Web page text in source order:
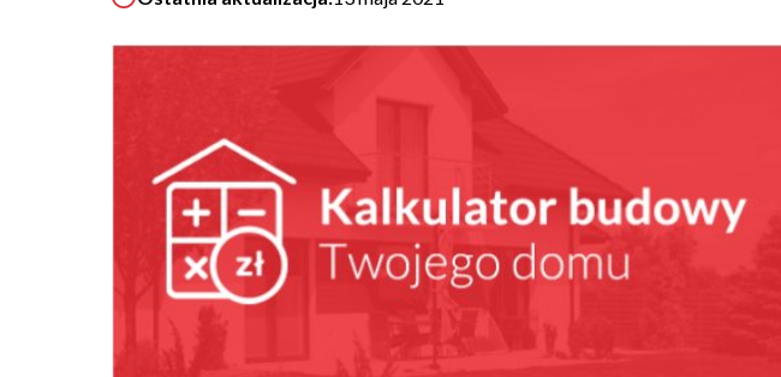
Ogrody
KALKULATOR BUDOWY
BLOG
KONAKT
ZAPISZ SIĘ